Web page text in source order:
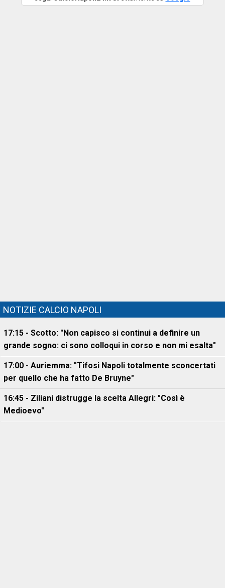
NOTIZIE CALCIO NAPOLI
17:15 - Scotto: "Non capisco si continui a definire un
grande sogno: ci sono colloqui in corso e non mi esalta"
17:00 - Auriemma: "Tifosi Napoli totalmente sconcertati
per quello che ha fatto De Bruyne"
16:45 - Ziliani distrugge la scelta Allegri: "Così è
Medioevo"